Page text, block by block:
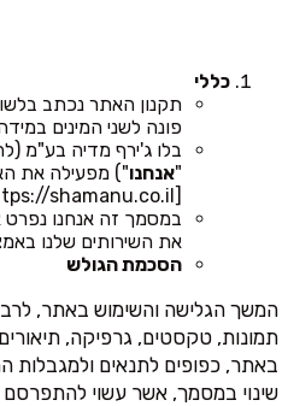
כללי
תקנון האתר נכתב
פונה לשני המינים
בלו ג'ירף מדיה בע"מ
"אנחנו") מפעילה את
[https://shamanu.co.il/] (להלן: "
במסמך זה אנחנו
את השירותים שלנו
הסכמת הגולש
המשך הגלישה והשימוש באתר,
תמונות, טקסטים, גרפיקה,
באתר, כפופים לתנאים ולמגבלות
שינוי במסמך, אשר עשוי